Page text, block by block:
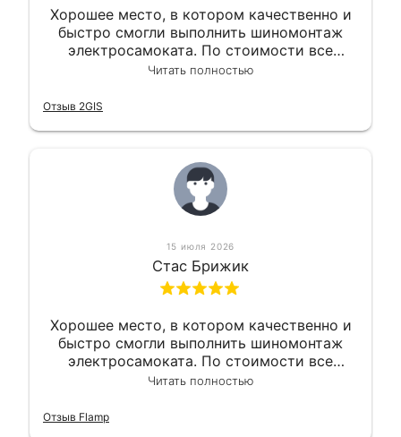
Хорошее место, в котором качественно и
быстро смогли выполнить шиномонтаж
электросамоката. По стоимости все
вышло вообще приемлемо хочу сказать.
Читать полностью
Отзыв 2GIS
15 июля 2026
Стас Брижик
Хорошее место, в котором качественно и
быстро смогли выполнить шиномонтаж
электросамоката. По стоимости все
вышло вообще приемлемо хочу сказать.
Читать полностью
Отзыв Flamp